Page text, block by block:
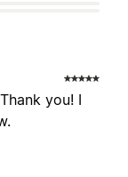
you! I